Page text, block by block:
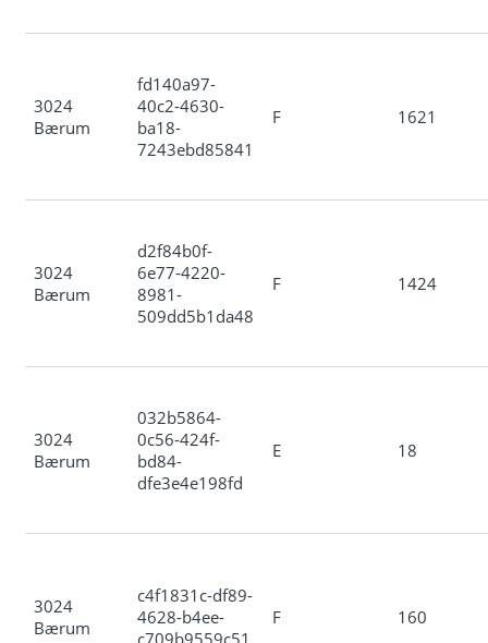
3024
Bærum
fd140a97-
40c2-4630-
ba18-
7243ebd85841
F 1621
3024
Bærum
d2f84b0f-
6e77-4220-
8981-
509dd5b1da48
F 1424
3024
Bærum
032b5864-
0c56-424f-
bd84-
dfe3e4e198fd
E 18
3024
Bærum
c4f1831c-df89-
4628-b4ee-
c709b9559c51
F 160